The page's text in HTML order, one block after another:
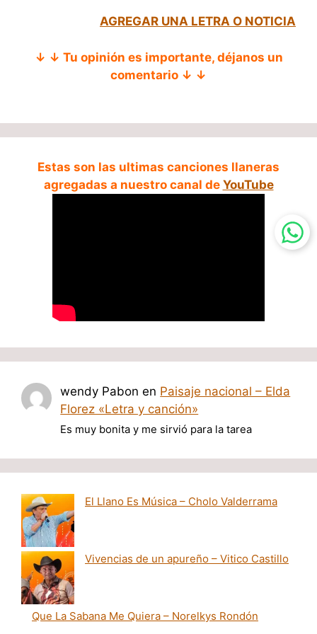
AGREGAR UNA LETRA O NOTICIA
↓ ↓ Tu opinión es importante, déjanos un
comentario ↓ ↓
Estas son las ultimas canciones llaneras
agregadas a nuestro canal de YouTube
wendy Pabon en Paisaje nacional – Elda
Florez «Letra y canción»
Es muy bonita y me sirvió para la tarea
El Llano Es Música – Cholo Valderrama
Vivencias de un apureño – Vitico Castillo
Que La Sabana Me Quiera – Norelkys Rondón